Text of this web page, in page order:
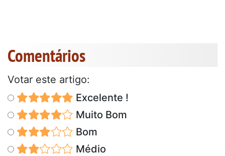
Comentários
Votar este artigo:
Excelente !
Muito Bom
Bom
Médio